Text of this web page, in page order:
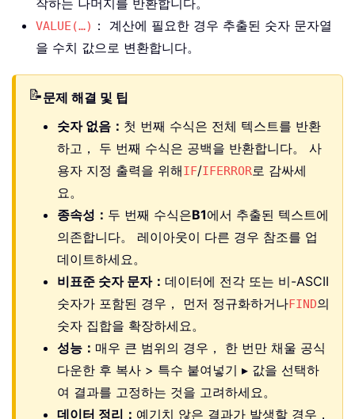
VALUE(…) ： 계산에 필요한 경우 추출된 숫자 문자열
을 수치 값으로 변환합니다。
📝문제 해결 및 팁
숫자 없음： 첫 번째 수식은 전체 텍스트를 반환
하고， 두 번째 수식은 공백을 반환합니다。 사
용자 지정 출력을 위해IF/IFERROR로 감싸세
요。
종속성： 두 번째 수식은B1에서 추출된 텍스트에
의존합니다。 레이아웃이 다른 경우 참조를 업
데이트하세요。
비표준 숫자 문자： 데이터에 전각 또는 비-ASCII
숫자가 포함된 경우， 먼저 정규화하거나FIND의
숫자 집합을 확장하세요。
성능： 매우 큰 범위의 경우， 한 번만 채울 공식
다운한 후 복사 > 특수 붙여넣기 ▸ 값을 선택하
여 결과를 고정하는 것을 고려하세요。
데이터 정리： 예기치 않은 결과가 발생할 경우，